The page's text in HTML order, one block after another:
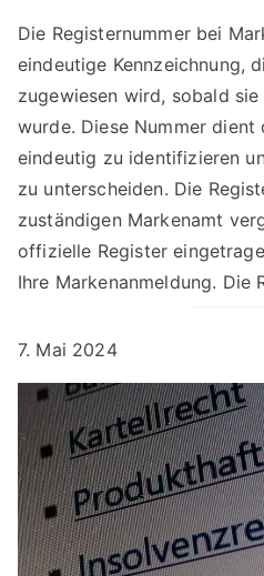
Die Registernummer bei
eindeutige Kennzeichnung,
zugewiesen wird, sobald
wurde. Diese Nummer dient
eindeutig zu identifizieren
zu unterscheiden. Die
zuständigen Markenamt
offizielle Register
Ihre Markenanmeldung. Die
7. Mai 2024